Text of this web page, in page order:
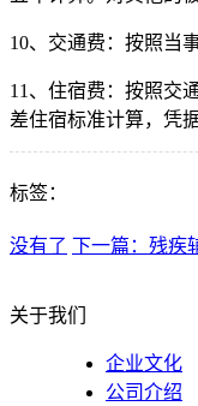
10、交通费：按照当
11、住宿费：按照交
差住宿标准计算，凭
标签：
没有了 下一篇：残疾
关于我们
企业文化
公司介绍